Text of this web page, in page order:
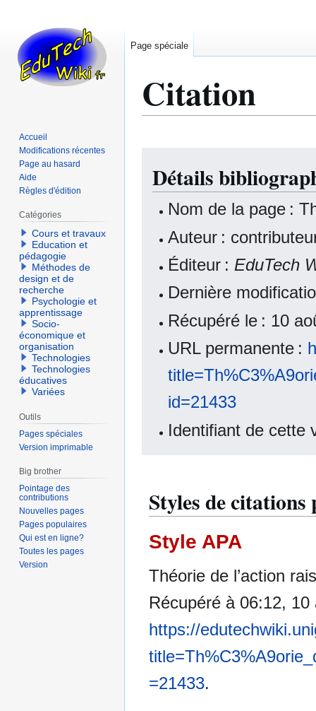
Citation
navigation
recherche
Détails
Nom de la page :
Auteur :
Éditeur : EduTech
Dernière
Récupéré le : 10
URL permanente :
id=21433
Identifiant de cette
Styles de
Style APA
Théorie de l’action
Récupéré à 06:12,
https://
=21433.
Page spéciale
Accueil
Modifications récentes
Page au hasard
Aide
Règles d'édition
Catégories
Cours et travaux
Education et
pédagogie
Méthodes de
design et de
recherche
Psychologie et
apprentissage
Socio-
économique et
organisation
Technologies
Technologies
éducatives
Variées
Outils
Pages spéciales
Version imprimable
Big brother
Pointage des
contributions
Nouvelles pages
Pages populaires
Qui est en ligne?
Toutes les pages
Version